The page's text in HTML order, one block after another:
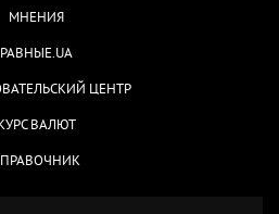
МНЕНИЯ
РАВНЫЕ.UA
ЦЕНТР
ВАЛЮТ